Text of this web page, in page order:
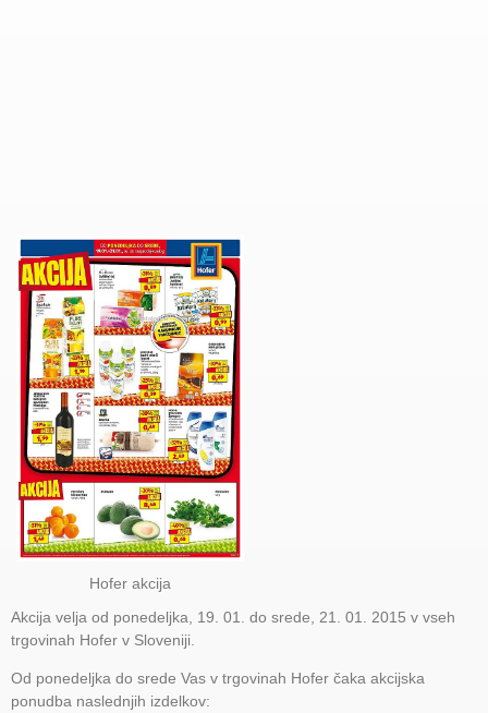
Hofer akcija
Akcija velja od ponedeljka, 19. 01. do srede, 21. 01. 2015 v vseh
trgovinah Hofer v Sloveniji.
Od ponedeljka do srede Vas v trgovinah Hofer čaka akcijska
ponudba naslednjih izdelkov: